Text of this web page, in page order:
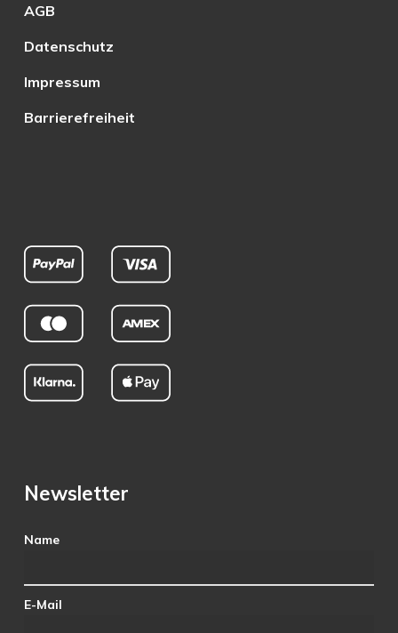
AGB
Datenschutz
Impressum
Barrierefreiheit
Newsletter
Name
E-Mail